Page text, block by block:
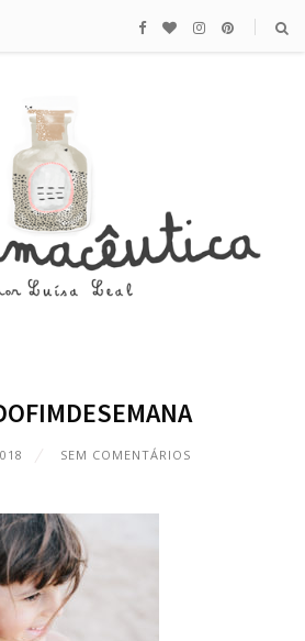
SEM COMENTÁRIOS